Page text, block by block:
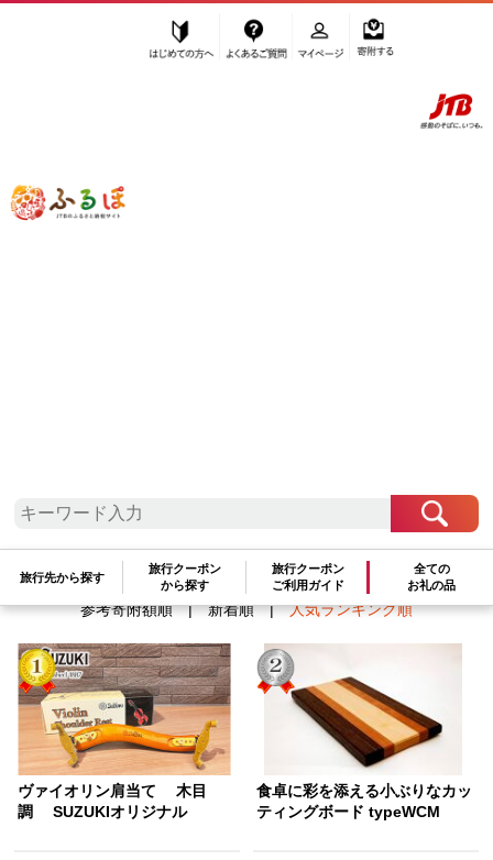
ふるぽ JTBのふるさと納税サイト
旅行先から探す
旅行クーポン
から探す
旅行クーポン
ご利用ガイド
全ての
お礼の品
「ふるさと納税」TOP
検索結果一覧 1～2件 / 全2件
参考寄附額順|新着順|人気ランキング順
ヴァイオリン肩当て 木目
調 SUZUKIオリジナル
食卓に彩を添える小ぶりなカッ
ティングボード typeWCM